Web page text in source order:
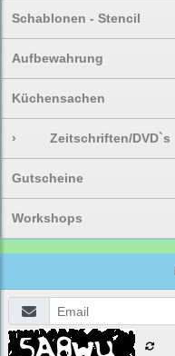
Schablonen - Stencil
Aufbewahrung
Küchensachen
› Zeitschriften/DVD`s
Gutscheine
Workshops